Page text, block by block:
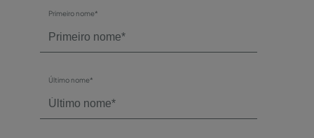
Primeiro nome*
Último nome*